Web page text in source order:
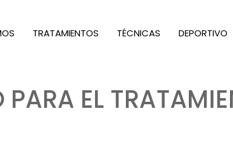
TRATAMIENTOS TÉCNICAS DEPORTIVO
EL